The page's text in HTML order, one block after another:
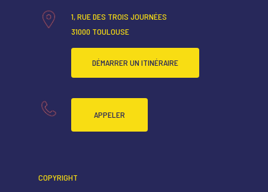
1, RUE DES TROIS JOURNÉES
31000 TOULOUSE
DÉMARRER UN ITINÉRAIRE
APPELER
COPYRIGHT
CARTE BAR
RÉSERVATION
ACTUALITÉS